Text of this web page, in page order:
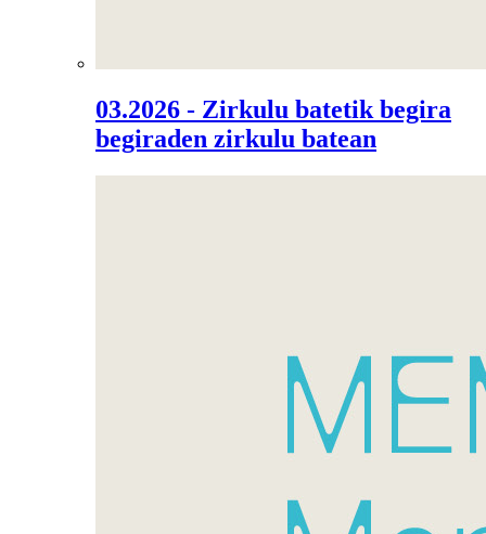
03.2026 - Zirkulu batetik begira
begiraden zirkulu batean